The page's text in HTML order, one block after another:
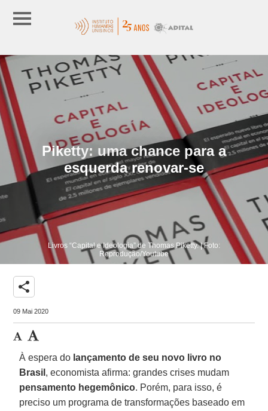
Piketty: uma chance para a
esquerda renovar-se
Livros “Capital e Ideologia” de Thomas Piketty. | Foto:
Reprodução/Youtube
share
09 Mai 2020
À espera do lançamento de seu novo livro no
Brasil , economista afirma: grandes crises mudam
pensamento hegemônico. Porém, para isso, é
preciso um programa de transformações baseado em